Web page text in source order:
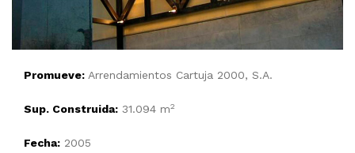
Promueve: Arrendamientos Cartuja 2000, S.A.
Sup. Construida: 31.094 m2
Fecha: 2005